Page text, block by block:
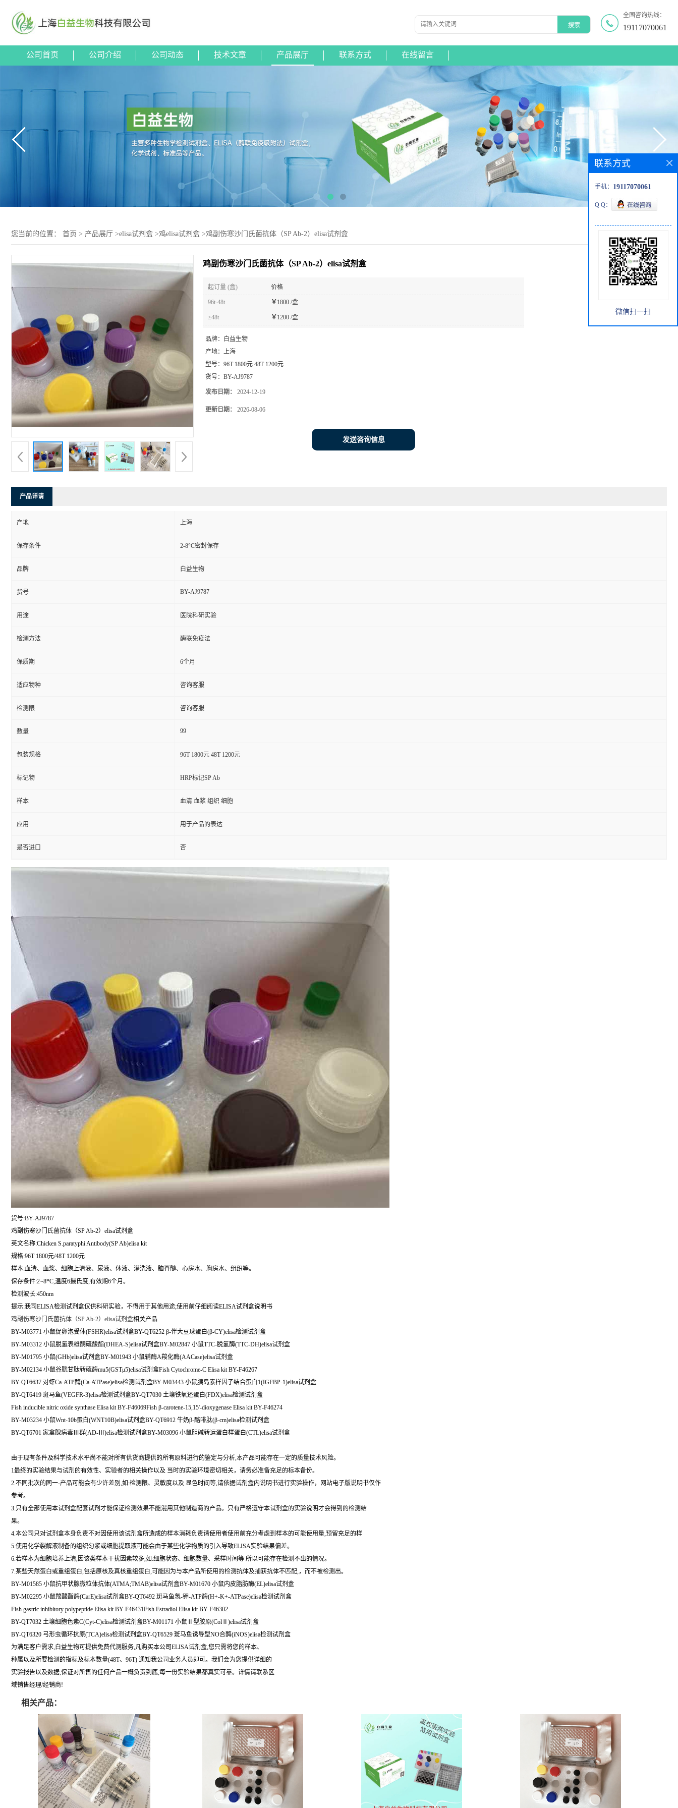
全国咨询热线：
19117070061
公司首页 公司介绍 公司动态 技术文章 产品展厅 联系方式 在线留言
您当前的位置： 首页 > 产品展厅 >elisa试剂盒 >鸡elisa试剂盒 >鸡副伤寒沙门氏菌抗体（SP Ab-2）elisa试剂盒
鸡副伤寒沙门氏菌抗体（SP Ab-2）elisa试剂盒
起订量 (盒) 价格
96t-48t ￥ 1800 /盒
≥48t ￥ 1200 /盒
品牌：
白益生物
产地： 上海
型号： 96T 1800元 48T 1200元
货号： BY-AJ9787
发布日期： 2024-12-19
更新日期： 2026-08-06
发送咨询信息
产品详请
产地 上海
保存条件 2-8°C密封保存
品牌 白益生物
货号 BY-AJ9787
用途 医院科研实验
检测方法 酶联免疫法
保质期 6个月
适应物种 咨询客服
检测限 咨询客服
数量 99
包装规格 96T 1800元 48T 1200元
标记物 HRP标记SP Ab
样本 血清 血浆 组织 细胞
应用 用于产品的表达
是否进口 否
货号:BY-AJ9787
鸡副伤寒沙门氏菌抗体（SP Ab-2）elisa试剂盒
英文名称:Chicken S.paratyphi Antibody(SP Ab)elisa kit
规格:96T 1800元/48T 1200元
样本:血清、血浆、细胞上清液、尿液、体液、灌洗液、脑脊髓、心房水、胸房水、组织等。
保存条件:2~8*C,温度6摄氏度,有效期6个月。
检测波长:450nm
提示:我司ELISA检测试剂盒仅供科研实验，不得用于其他用途;使用前仔细阅读ELISA试剂盒说明书
鸡副伤寒沙门氏菌抗体（SP Ab-2）elisa试剂盒相关产品
BY-M03771 小鼠促卵泡受体(FSHR)elisa试剂盒BY-QT6252 β-伴大豆球蛋白(β-CY)elisa检测试剂盒
BY-M03312 小鼠脱氢表雄酮硫酸酯(DHEA-S)elisa试剂盒BY-M02847 小鼠TTC-脱氢酶(TTC-DH)elisa试剂盒
BY-M01795 小鼠(GHb)elisa试剂盒BY-M01943 小鼠辅酶A羧化酶(AACase)elisa试剂盒
BY-M02134 小鼠谷胱甘肽转硫酶mu5(GSTμ5)elisa试剂盒Fish Cytochrome-C Elisa kit BY-F46267
BY-QT6637 对虾Ca-ATP酶(Ca-ATPase)elisa检测试剂盒BY-M03443 小鼠胰岛素样因子结合蛋白1(IGFBP-1)elisa试剂盒
BY-QT6419 斑马鱼(VEGFR-3)elisa检测试剂盒BY-QT7030 土壤铁氧还蛋白(FDX)elisa检测试剂盒
Fish inducible nitric oxide synthase Elisa kit BY-F46069Fish β-carotene-15,15'-dioxygenase Elisa kit BY-F46274
BY-M03234 小鼠Wnt-10b蛋白(WNT10B)elisa试剂盒BY-QT6912 牛奶β-酪啡肽(β-cm)elisa检测试剂盒
BY-QT6701 家禽腺病毒Ⅲ群(AD-Ⅲ)elisa检测试剂盒BY-M03096 小鼠胆碱转运蛋白样蛋白(CTL)elisa试剂盒
由于现有条件及科学技术水平尚不能对所有供货商提供的所有原料进行的鉴定与分析,本产品可能存在一定的质量技术风险。
1最终的实验结果与试剂的有效性、实验者的相关操作以及 当时的实验环境密切相关，请务必准备充足的标本备份。
2.不同批次的同一-产品可能会有少许差别,如:检测限、灵敏度以及 显色时间等,请依据试剂盒内说明书进行实验操作，网站电子版说明书仅作
参考。
3.只有全部使用本试剂盒配套试剂才能保证检测效果不能混用其他制造商的产品。只有严格遵守本试剂盒的实验说明才会得到的检测结
果。
4.本公司只对试剂盒本身负责不对因使用该试剂盒所造成的样本消耗负责请使用者使用前充分考虑到样本的可能使用量,预留充足的样
5.使用化学裂解液制备的组织匀浆或细胞提取液可能会由于某些化学物质的引入导致ELISA实验结果偏差。
6.若样本为细胞培养上清,因该类样本干扰因素较多,如:细胞状态、细胞数量、采样时间等 所以可能存在检测不出的情况。
7.某些天然蛋白或重组蛋白,包括原核及真核重组蛋白,可能因为与本产品所使用的检测抗体及捕获抗体不匹配,，而不被检测出。
BY-M01585 小鼠抗甲状腺微粒体抗体(ATMA;TMAB)elisa试剂盒BY-M01670 小鼠内皮脂肪酶(EL)elisa试剂盒
BY-M02295 小鼠羧酸酯酶(CarE)elisa试剂盒BY-QT6492 斑马鱼氢-钾-ATP酶(H+-K+-ATPase)elisa检测试剂盒
Fish gastric inhibitory polypeptide Elisa kit BY-F46431Fish Estradiol Elisa kit BY-F46302
BY-QT7032 土壤细胞色素C(Cyt-C)elisa检测试剂盒BY-M01171 小鼠Ⅱ型胶原(ColⅡ)elisa试剂盒
BY-QT6320 弓形虫循环抗原(TCA)elisa检测试剂盒BY-QT6529 斑马鱼诱导型NO合酶(iNOS)elisa检测试剂盒
为满足客户需求,白益生物可提供免费代测服务,凡购买本公司ELISA试剂盒,您只需将您的样本、
种属以及所要检测的指标及标本数量(48T、96T) 通知我公司业务人员即可。我们会为您提供详细的
实验报告以及数据,保证对所售的任何产品一概负责到底,每一份实验结果都真实可靠。详情请联系区
域销售经理/经销商!
相关产品：
联系方式
手机： 19117070061
Q Q：
微信扫一扫